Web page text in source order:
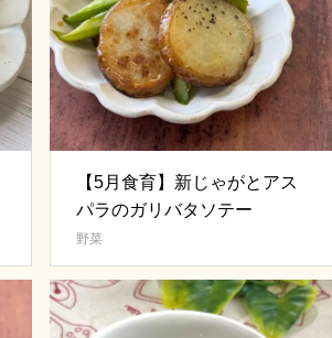
【5月食育】新じゃがとアス
パラのガリバタソテー
野菜